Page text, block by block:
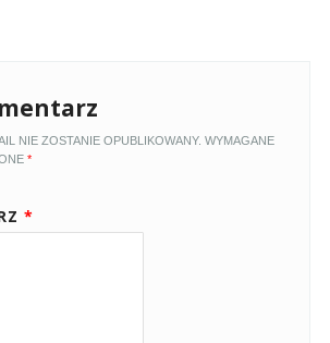
NIE ZOSTANIE OPUBLIKOWANY. WYMAGANE
*
*